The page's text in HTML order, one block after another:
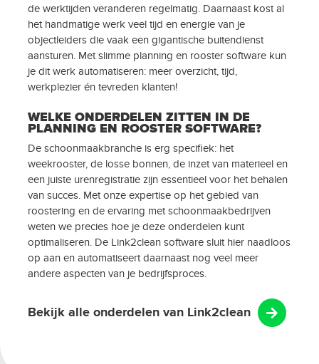
de werktijden veranderen regelmatig. Daarnaast kost al
het handmatige werk veel tijd en energie van je
objectleiders die vaak een gigantische buitendienst
aansturen. Met slimme planning en rooster software kun
je dit werk automatiseren: meer overzicht, tijd,
werkplezier én tevreden klanten!
WELKE ONDERDELEN ZITTEN IN DE
PLANNING EN ROOSTER SOFTWARE?
De schoonmaakbranche is erg specifiek: het
weekrooster, de losse bonnen, de inzet van materieel en
een juiste urenregistratie zijn essentieel voor het behalen
van succes. Met onze expertise op het gebied van
roostering en de ervaring met schoonmaakbedrijven
weten we precies hoe je deze onderdelen kunt
optimaliseren. De Link2clean software sluit hier naadloos
op aan en automatiseert daarnaast nog veel meer
andere aspecten van je bedrijfsproces.
Bekijk alle onderdelen van Link2clean